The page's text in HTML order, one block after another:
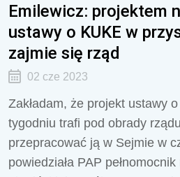
Emilewicz: projektem
ustawy o KUKE w
zajmie się rząd
02 cze 2023
Zakładam, że projekt ustawy
tygodniu trafi pod obrady
przepracować ją w Sejmie w
powiedziała PAP